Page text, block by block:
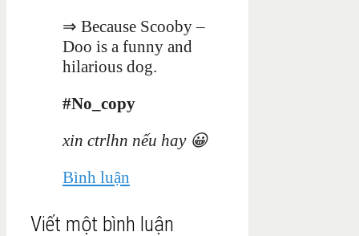
⇒ Because Scooby –
Doo is a funny and
hilarious dog.
#No_copy
xin ctrlhn nếu hay 😀
Bình luận
Viết một bình luận